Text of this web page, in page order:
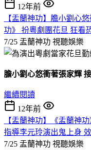
12年前
【盂蘭神功】膽小劉心
功》 扮粵劇團花旦 狂看
7/25 盂蘭神功 視聽娛樂
膽小劉心悠衝著張家輝
繼續閱讀
12年前
【盂蘭神功】《盂蘭神
指導李元玲演出鬼上身
7/25 盂蘭神功 視聽娛樂